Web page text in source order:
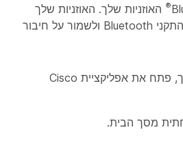
® האוזניות שלך. האוזניות שלך
יכולות לשמור עד שמונה התקני Bluetooth ולשמור על חיבור
במכשיר הנייד שלך, פתח את אפליקציית Cisco
מסך הבית.